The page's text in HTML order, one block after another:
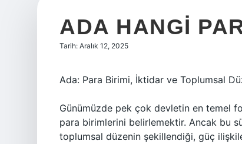
ADA HANGI
Tarih: Aralık 12, 2025
Ada: Para Birimi, İktidar ve Toplumsal
Günümüzde pek çok devletin en temel
para birimlerini belirlemektir. Ancak bu
toplumsal düzenin şekillendiği, güç